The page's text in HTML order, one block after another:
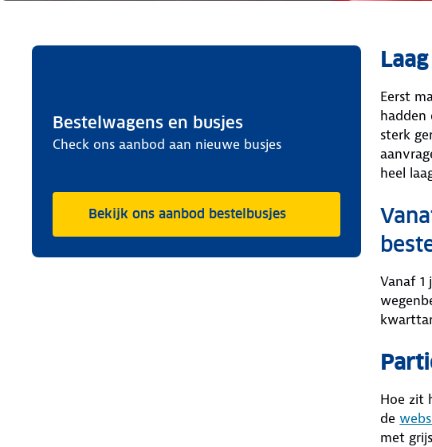
Bestelwagens en busjes
Check ons aanbod aan nieuwe busjes
Bekijk ons aanbod bestelbusjes
Eerst
hadden
sterk
heel
Vanaf
Hoe zit
de
met